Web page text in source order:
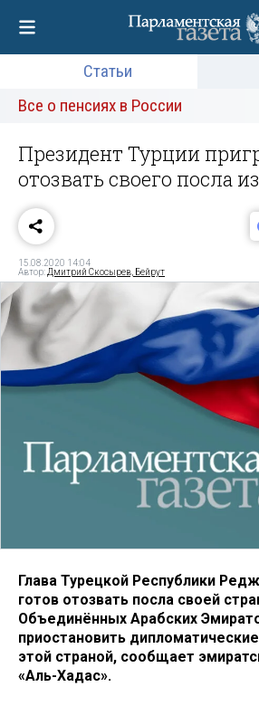
Статьи
Все о пенсиях в России
Президент Турции
отозвать своего посла
15.08.2020 14:04
Автор: Дмитрий Скосырев, Бейрут
Глава Турецкой Республики
готов отозвать посла своей
Объединённых Арабских
приостановить
этой страной, сообщает
«Аль-Хадас».